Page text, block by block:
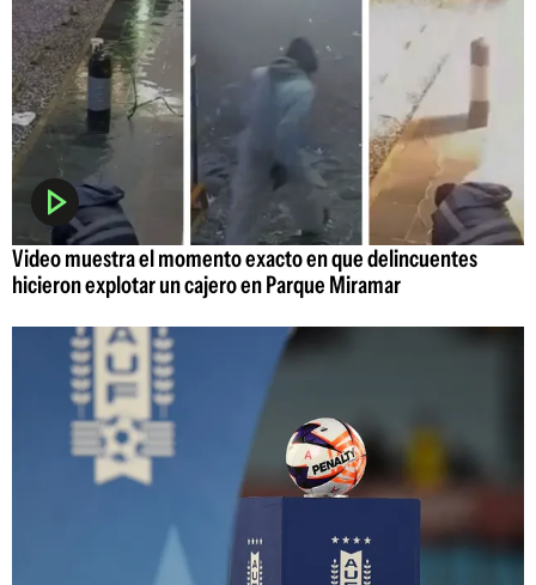
Video muestra el momento exacto en que delincuentes
hicieron explotar un cajero en Parque Miramar